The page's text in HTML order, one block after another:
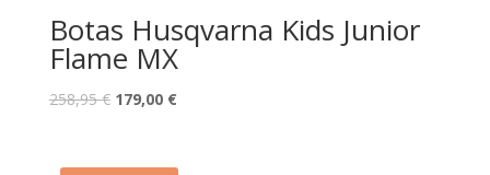
Botas Husqvarna Kids Junior
Flame MX
258,95€ 179,00 €